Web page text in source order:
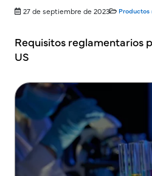
27 de septiembre de 2023
Requisitos reglamentarios
US